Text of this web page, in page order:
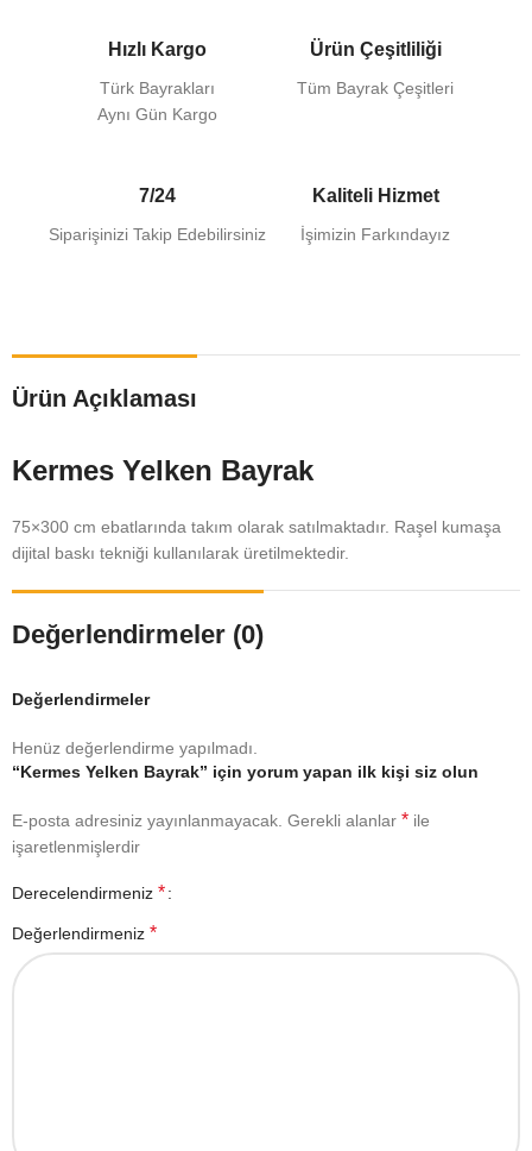
Hızlı Kargo
Türk Bayrakları
Aynı Gün Kargo
Ürün Çeşitliliği
Tüm Bayrak Çeşitleri
7/24
Siparişinizi Takip Edebilirsiniz
Kaliteli Hizmet
İşimizin Farkındayız
Ürün Açıklaması
Kermes Yelken Bayrak
75×300 cm ebatlarında takım olarak satılmaktadır. Raşel kumaşa
dijital baskı tekniği kullanılarak üretilmektedir.
Değerlendirmeler (0)
Değerlendirmeler
Henüz değerlendirme yapılmadı.
“Kermes Yelken Bayrak” için yorum yapan ilk kişi siz olun
E-posta adresiniz yayınlanmayacak. Gerekli alanlar * ile
işaretlenmişlerdir
Derecelendirmeniz *
Değerlendirmeniz *